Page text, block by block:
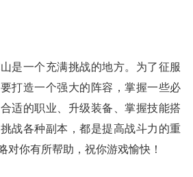
是一个充满挑战的地方。为了征服
打造一个强大的阵容，掌握一些必
适的职业、升级装备、掌握技能搭
战各种副本，都是提高战斗力的重
对你有所帮助，祝你游戏愉快！